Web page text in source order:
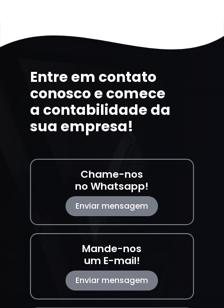
Entre em contato
conosco e comece
a contabilidade da
sua empresa!
Chame-nos
no Whatsapp!
Enviar mensagem
Mande-nos
um E-mail!
Enviar mensagem